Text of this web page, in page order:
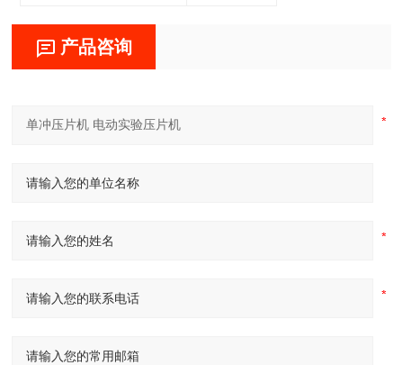
产品咨询